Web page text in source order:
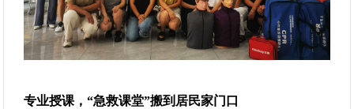
专业授课，“急救课堂”搬到居民家门口